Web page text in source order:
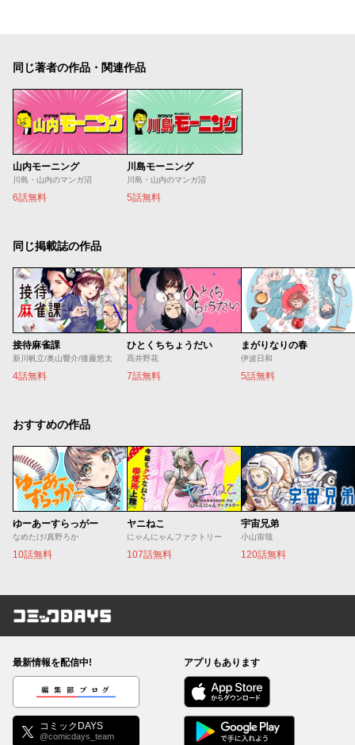
同じ著者の作品・関連作品
山内モーニング
川島・山内のマンガ沼
6話無料
川島モーニング
川島・山内のマンガ沼
5話無料
同じ掲載誌の作品
接待麻雀課
新川帆立/奥山響介/後藤悠太
4話無料
ひとくちちょうだい
髙井野花
7話無料
まがりなりの春
伊波日和
5話無料
おすすめの作品
ゆーあーすらっがー
なめたけ/真野ろか
10話無料
ヤニねこ
にゃんにゃんファクトリー
107話無料
宇宙兄弟
小山宙哉
120話無料
コミックDAYS
最新情報を配信中!
編集部ブログ
コミックDAYS
@comicdays_team
アプリもあります